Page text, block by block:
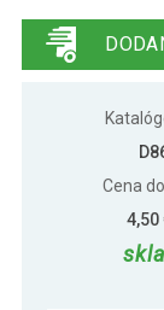
Cena
4,50